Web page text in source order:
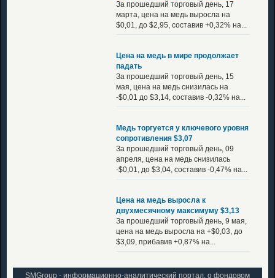
За прошедший торговый день, 17
марта, цена на медь выросла на
$0,01, до $2,95, составив +0,32% на...
Цена на медь в мире продолжает
падать
За прошедший торговый день, 15
мая, цена на медь снизилась на
-$0,01 до $3,14, составив -0,32% на...
Медь торгуется у ключевого уровня
сопротивления $3,07
За прошедший торговый день, 09
апреля, цена на медь снизилась
-$0,01, до $3,04, составив -0,47% на...
Цена на медь выросла к
двухмесячному максимуму $3,13
За прошедший торговый день, 9 мая,
цена на медь выросла на +$0,03, до
$3,09, прибавив +0,87% на...
SMGroup - информационно-аналитический портал, о фондовом